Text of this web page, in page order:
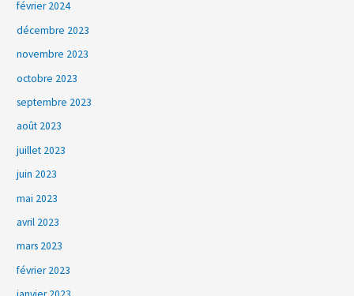
février 2024
décembre 2023
novembre 2023
octobre 2023
septembre 2023
août 2023
juillet 2023
juin 2023
mai 2023
avril 2023
mars 2023
février 2023